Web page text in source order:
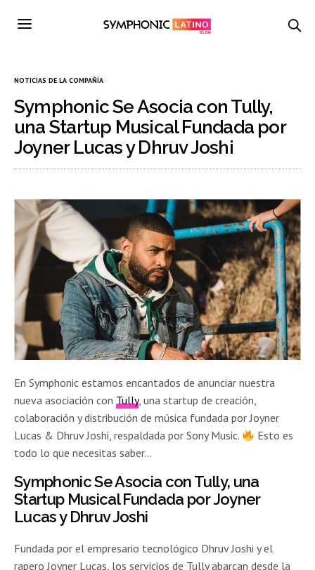
NOTICIAS DE LA COMPAÑÍA
Symphonic Se Asocia con Tully,
una Startup Musical Fundada por
Joyner Lucas y Dhruv Joshi
En Symphonic estamos encantados de anunciar nuestra
nueva asociación conTully, una startup de creación,
colaboración y distribución de música fundada por Joyner
Lucas & Dhruv Joshi, respaldada por Sony Music.
Esto es
todo lo que necesitas saber…
Symphonic Se Asocia con Tully, una
Startup Musical Fundada por Joyner
Lucas y Dhruv Joshi
Fundada por el empresario tecnológico Dhruv Joshi y el
rapero Joyner Lucas, los servicios de Tully abarcan desde la